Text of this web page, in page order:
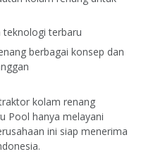
teknologi terbaru
berbagai konsep dan
kolam renang
Pool hanya melayani
ini siap menerima